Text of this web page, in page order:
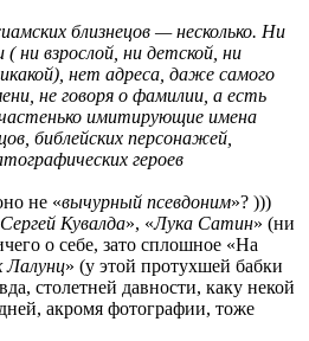
близнецов — несколько. Ни
ни взрослой, ни детской, ни
нет адреса, даже самого
не говоря о фамилии, а есть
имитирующие имена
библейских персонажей,
героев
не «вычурный псевдоним»? )))
Сергей Кувалда», «Лука Сатин» (ни
о себе, зато сплошное «На
Лалунц» (у этой протухшей бабки
столетней давности, каку некой
акромя фотографии, тоже